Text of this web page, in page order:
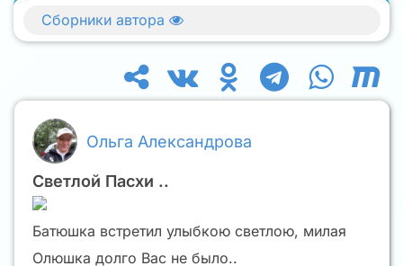
Ольга Александрова
Светлой Пасхи ..
Батюшка встретил улыбкою светлою, милая
Олюшка долго Вас не было..
Сборники автора